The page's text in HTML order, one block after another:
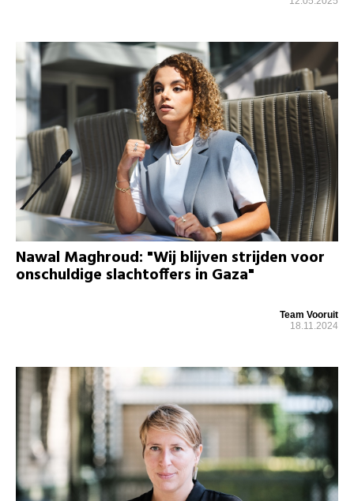
Nawal Maghroud: "Wij blijven strijden voor
onschuldige slachtoffers in Gaza"
Team Vooruit
18.11.2024